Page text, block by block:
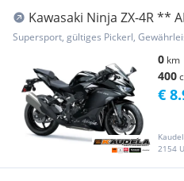
Kawasaki Ninja ZX-4R **
Supersport, gültiges Pickerl,
0 km
400
2154
€